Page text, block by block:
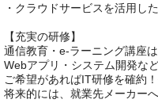
・クラウドサービスを活用し
【充実の研修】
通信教育・e-ラーニング講座
Webアプリ・システム開発な
ご希望があればIT研修を確約
将来的には、就業先メーカー